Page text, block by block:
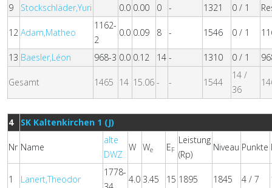
9 Stockschläder,Yuri 0.0 0.00 0 - 1321 0 / 1
12 Adam,Matheo
1162-
2
0.0 0.09 8 - 1546 0 / 1
13 Baesler,Léon 968-3 0.0 0.12 14 - 1310 0 / 1
Gesamt 1465 14 15.06 - - 1544
14 /
36
4 SK Kaltenkirchen 1 (J)
Nr Name
alte
DWZ
W We EF
Leistung
(Rp)
Niveau Punkte
1 Lanert,Theodor
1778-
4.0 3.45 15 1895 1845 4 / 7